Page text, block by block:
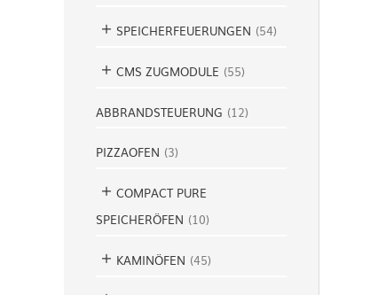
SPEICHERFEUERUNGEN (54)
CMS ZUGMODULE (55)
ABBRANDSTEUERUNG (12)
PIZZAOFEN (3)
COMPACT PURE
SPEICHERÖFEN (10)
KAMINÖFEN (45)